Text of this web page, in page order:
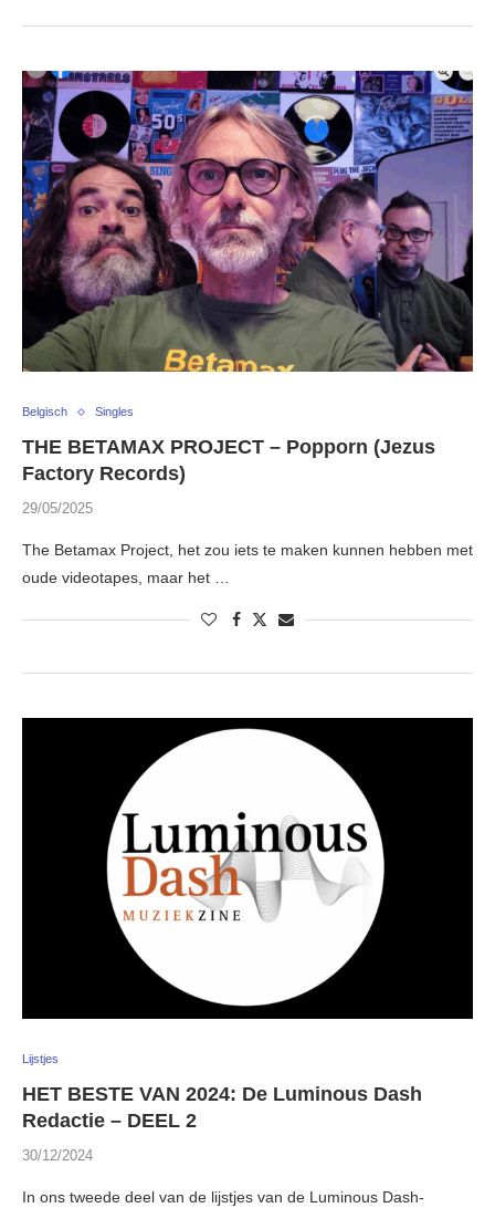
Belgisch Singles
THE BETAMAX PROJECT – Popporn (Jezus
Factory Records)
29/05/2025
The Betamax Project, het zou iets te maken kunnen hebben met
oude videotapes, maar het …
Lijstjes
HET BESTE VAN 2024: De Luminous Dash
Redactie – DEEL 2
30/12/2024
In ons tweede deel van de lijstjes van de Luminous Dash-